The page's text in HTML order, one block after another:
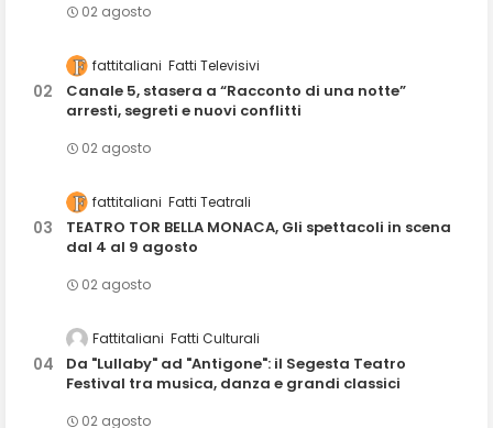
02 agosto
fattitaliani Fatti Televisivi
Canale 5, stasera a “Racconto di una notte”
arresti, segreti e nuovi conflitti
02 agosto
fattitaliani Fatti Teatrali
TEATRO TOR BELLA MONACA, Gli spettacoli in scena
dal 4 al 9 agosto
02 agosto
Fattitaliani Fatti Culturali
Da "Lullaby" ad "Antigone": il Segesta Teatro
Festival tra musica, danza e grandi classici
02 agosto